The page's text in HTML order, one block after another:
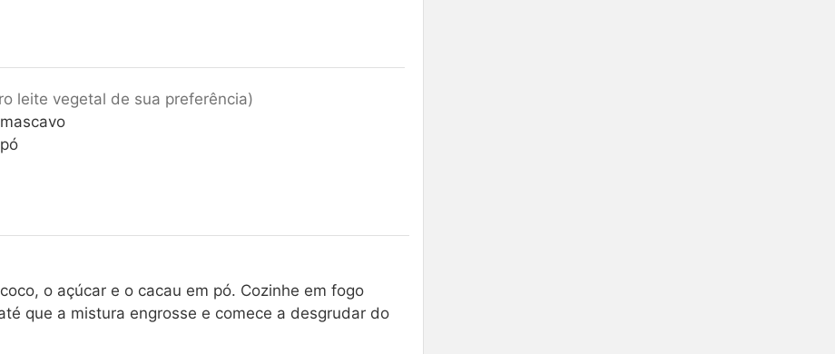
leite vegetal de sua preferência)
o açúcar e o cacau em pó. Cozinhe em fogo
que a mistura engrosse e comece a desgrudar do